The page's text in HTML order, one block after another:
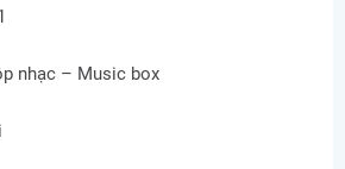
nhạc – Music box